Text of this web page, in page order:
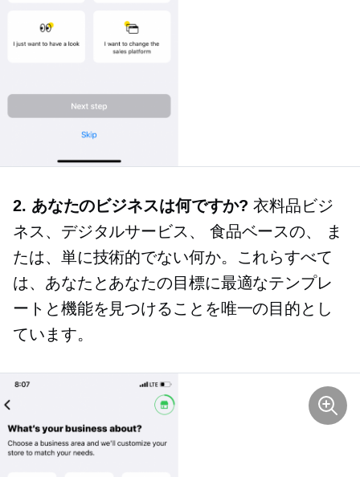
2. あなたのビジネスは何ですか? 衣料品ビジ
ネス、デジタルサービス、 食品ベースの、
ま
たは、単に技術的でない何か。これらすべて
は、あなたとあなたの目標に最適なテンプレ
ートと機能を見つけることを唯一の目的とし
ています。